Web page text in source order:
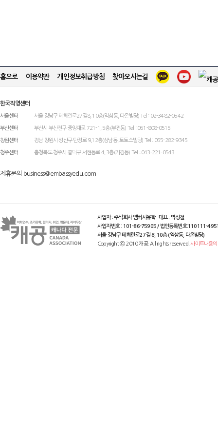
홈으로 이용약관 개인정보취급방침 찾아오시는길
한국직영센터
서울센터 서울 강남구 테헤란로27길8, 10층(역삼동, 다온빌딩) Tel : 02-3482-0542
부산센터 부산시 부산진구 중앙대로 721-1, 5층(부전동) Tel : 051-808-0515
창원센터 경남 창원시 성산구 단정로 9,12층(상남동, 토토스빌딩) Tel : 055-282-9345
청주센터 충청북도 청주시 흥덕구 서현동로 4, 3층(가경동) Tel : 043-221-0543
제휴문의 business@embassyedu.com
사업자 : 주식회사 엠버시유학 대표 : 박성철
사업자번호 : 101-86-75905 / 법인등록번호:110111-
서울 강남구 테헤란로27길 8, 10층 (역삼동, 다온빌딩)
Copyright ⓒ 2010 캐공. All rights reserved.사이트내용